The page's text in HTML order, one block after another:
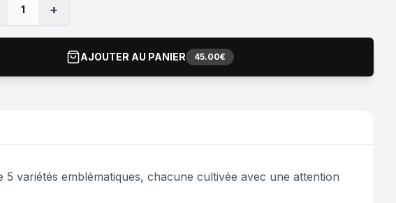
1 +
AJOUTER AU PANIER 45.00€
variétés emblématiques, chacune cultivée avec une attention